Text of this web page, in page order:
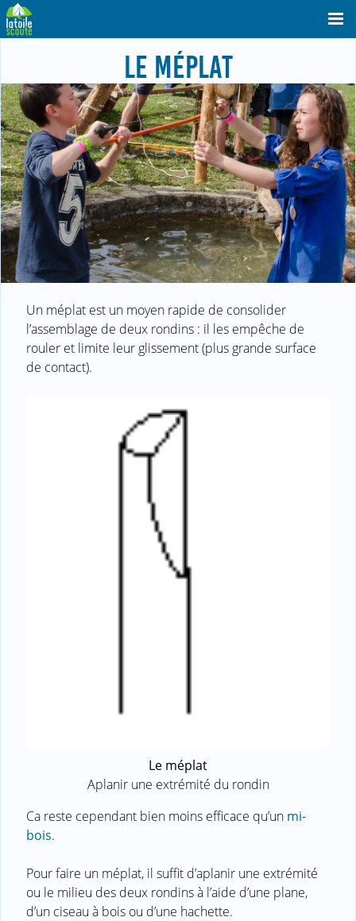
LE MÉPLAT
Un méplat est un moyen rapide de consolider
l’assemblage de deux rondins : il les empêche de
rouler et limite leur glissement (plus grande surface
de contact).
Le méplat
Aplanir une extrémité du rondin
Ca reste cependant bien moins efficace qu’un mi-
bois.
Pour faire un méplat, il suffit d’aplanir une extrémité
ou le milieu des deux rondins à l’aide d’une plane,
d’un ciseau à bois ou d’une hachette.